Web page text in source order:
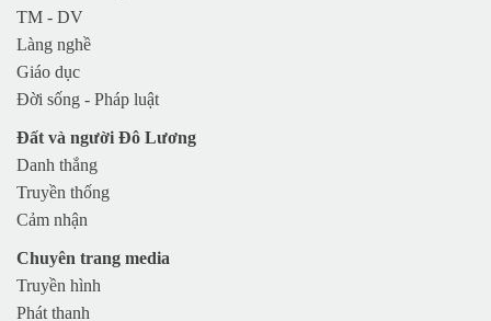
TP Vinh
TX Cửa Lò
TX Hoàng Mai
TX Thái Hòa
Huyện Nghi Lộc
Huyện Hưng Nguyên
Huyện Con Cuông
TM - DV
Làng nghề
Giáo dục
Đời sống - Pháp luật
Đất và người Đô Lương
Danh thắng
Truyền thống
Cảm nhận
Chuyên trang media
Truyền hình
Phát thanh